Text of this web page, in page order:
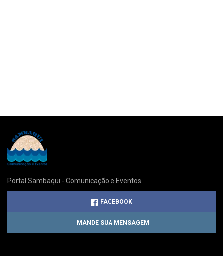
Portal Sambaqui - Comunicação e Eventos
FACEBOOK
MANDE SUA MENSAGEM